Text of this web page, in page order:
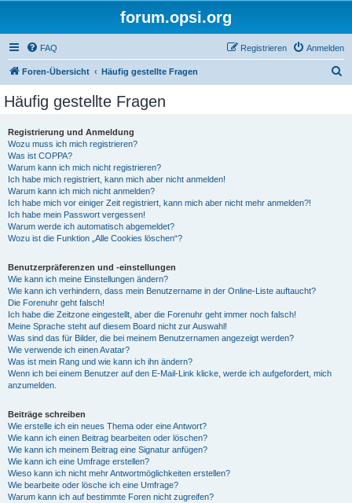
forum.opsi.org
FAQ Anmelden
Registrieren
Foren-Übersicht Häufig gestellte Fragen
Häufig gestellte Fragen
Registrierung und Anmeldung
Wozu muss ich mich registrieren?
Was ist COPPA?
Warum kann ich mich nicht registrieren?
Ich habe mich registriert, kann mich aber nicht anmelden!
Warum kann ich mich nicht anmelden?
Ich habe mich vor einiger Zeit registriert, kann mich aber nicht mehr anmelden?!
Ich habe mein Passwort vergessen!
Warum werde ich automatisch abgemeldet?
Wozu ist die Funktion „Alle Cookies löschen“?
Benutzerpräferenzen und -einstellungen
Wie kann ich meine Einstellungen ändern?
Wie kann ich verhindern, dass mein Benutzername in der Online-Liste auftaucht?
Die Forenuhr geht falsch!
Ich habe die Zeitzone eingestellt, aber die Forenuhr geht immer noch falsch!
Meine Sprache steht auf diesem Board nicht zur Auswahl!
Was sind das für Bilder, die bei meinem Benutzernamen angezeigt werden?
Wie verwende ich einen Avatar?
Was ist mein Rang und wie kann ich ihn ändern?
Wenn ich bei einem Benutzer auf den E-Mail-Link klicke, werde ich aufgefordert, mich
anzumelden.
Beiträge schreiben
Wie erstelle ich ein neues Thema oder eine Antwort?
Wie kann ich einen Beitrag bearbeiten oder löschen?
Wie kann ich meinem Beitrag eine Signatur anfügen?
Wie kann ich eine Umfrage erstellen?
Wieso kann ich nicht mehr Antwortmöglichkeiten erstellen?
Wie bearbeite oder lösche ich eine Umfrage?
Warum kann ich auf bestimmte Foren nicht zugreifen?